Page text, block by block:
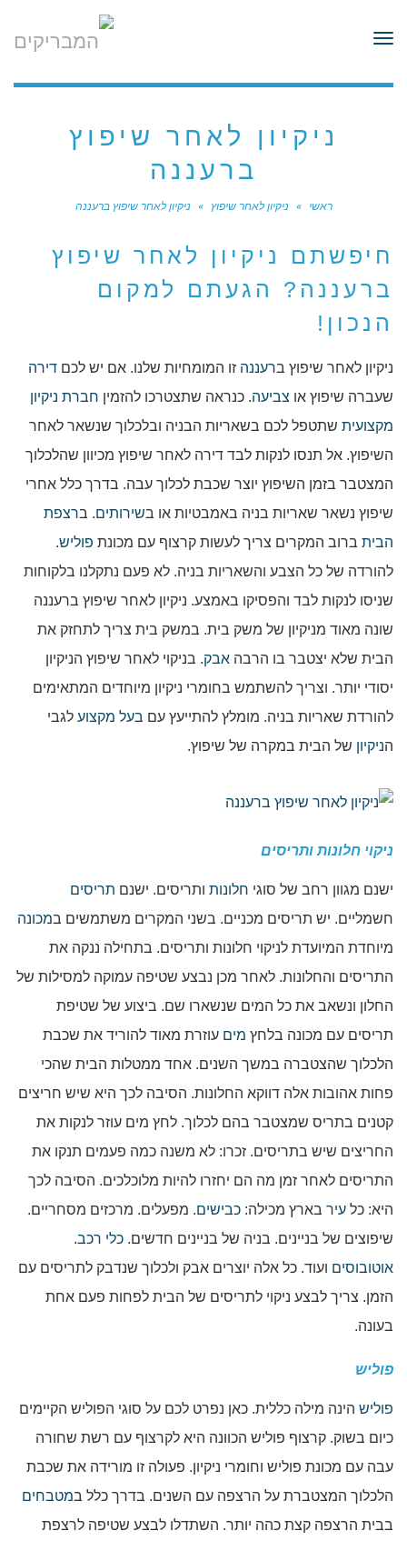
תפריט
ניקיון לאחר שיפוץ
ברעננה
ראשי » ניקיון לאחר שיפוץ » ניקיון לאחר שיפוץ ברעננה
חיפשתם ניקיון לאחר שיפוץ
ברעננה? הגעתם למקום
הנכון!
ניקיון לאחר שיפוץ ברעננה זו המומחיות שלנו. אם יש לכם דירה
שעברה שיפוץ או צביעה. כנראה שתצטרכו להזמין חברת ניקיון
מקצועית שתטפל לכם בשאריות הבניה ובלכלוך שנשאר לאחר
השיפוץ. אל תנסו לנקות לבד דירה לאחר שיפוץ מכיוון שהלכלוך
המצטבר בזמן השיפוץ יוצר שכבת לכלוך עבה. בדרך כלל אחרי
שיפוץ נשאר שאריות בניה באמבטיות או בשירותים. ברצפת
הבית ברוב המקרים צריך לעשות קרצוף עם מכונת פוליש.
להורדה של כל הצבע והשאריות בניה. לא פעם נתקלנו בלקוחות
שניסו לנקות לבד והפסיקו באמצע. ניקיון לאחר שיפוץ ברעננה
שונה מאוד מניקיון של משק בית. במשק בית צריך לתחזק את
הבית שלא יצטבר בו הרבה אבק. בניקוי לאחר שיפוץ הניקיון
יסודי יותר. וצריך להשתמש בחומרי ניקיון מיוחדים המתאימים
להורדת שאריות בניה. מומלץ להתייעץ עם בעל מקצוע לגבי
הניקיון של הבית במקרה של שיפוץ.
ניקוי חלונות ותריסים
ישנם מגוון רחב של סוגי חלונות ותריסים. ישנם תריסים
חשמליים. יש תריסים מכניים. בשני המקרים משתמשים במכונה
מיוחדת המיועדת לניקוי חלונות ותריסים. בתחילה ננקה את
התריסים והחלונות. לאחר מכן נבצע שטיפה עמוקה למסילות של
החלון ונשאב את כל המים שנשארו שם. ביצוע של שטיפת
תריסים עם מכונה בלחץ מים עוזרת מאוד להוריד את שכבת
הלכלוך שהצטברה במשך השנים. אחד ממטלות הבית שהכי
פחות אהובות אלה דווקא החלונות. הסיבה לכך היא שיש חריצים
קטנים בתריס שמצטבר בהם לכלוך. לחץ מים עוזר לנקות את
החריצים שיש בתריסים. זכרו: לא משנה כמה פעמים תנקו את
התריסים לאחר זמן מה הם יחזרו להיות מלוכלכים. הסיבה לכך
היא: כל עיר בארץ מכילה: כבישים. מפעלים. מרכזים מסחריים.
שיפוצים של בניינים. בניה של בניינים חדשים. כלי רכב.
אוטובוסים ועוד. כל אלה יוצרים אבק ולכלוך שנדבק לתריסים עם
הזמן. צריך לבצע ניקוי לתריסים של הבית לפחות פעם אחת
בעונה.
פוליש
פוליש הינה מילה כללית. כאן נפרט לכם על סוגי הפוליש הקיימים
כיום בשוק. קרצוף פוליש הכוונה היא לקרצוף עם רשת שחורה
עבה עם מכונת פוליש וחומרי ניקיון. פעולה זו מורידה את שכבת
הלכלוך המצטברת על הרצפה עם השנים. בדרך כלל במטבחים
בבית הרצפה קצת כהה יותר. השתדלו לבצע שטיפה לרצפת